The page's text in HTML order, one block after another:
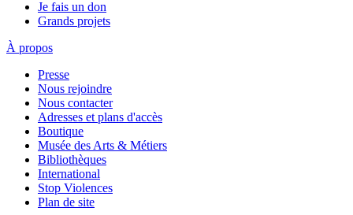
Je fais un don
Grands projets
À propos
Presse
Nous rejoindre
Nous contacter
Adresses et plans d'accès
Boutique
Musée des Arts & Métiers
Bibliothèques
International
Stop Violences
Plan de site